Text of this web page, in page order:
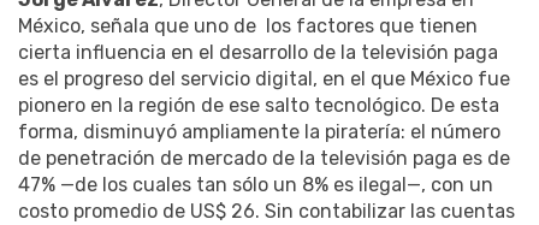
México, señala que uno de los factores que tienen
cierta influencia en el desarrollo de la televisión paga
es el progreso del servicio digital, en el que México fue
pionero en la región de ese salto tecnológico. De esta
forma, disminuyó ampliamente la piratería: el número
de penetración de mercado de la televisión paga es de
47% —de los cuales tan sólo un 8% es ilegal—, con un
costo promedio de US$ 26. Sin contabilizar las cuentas